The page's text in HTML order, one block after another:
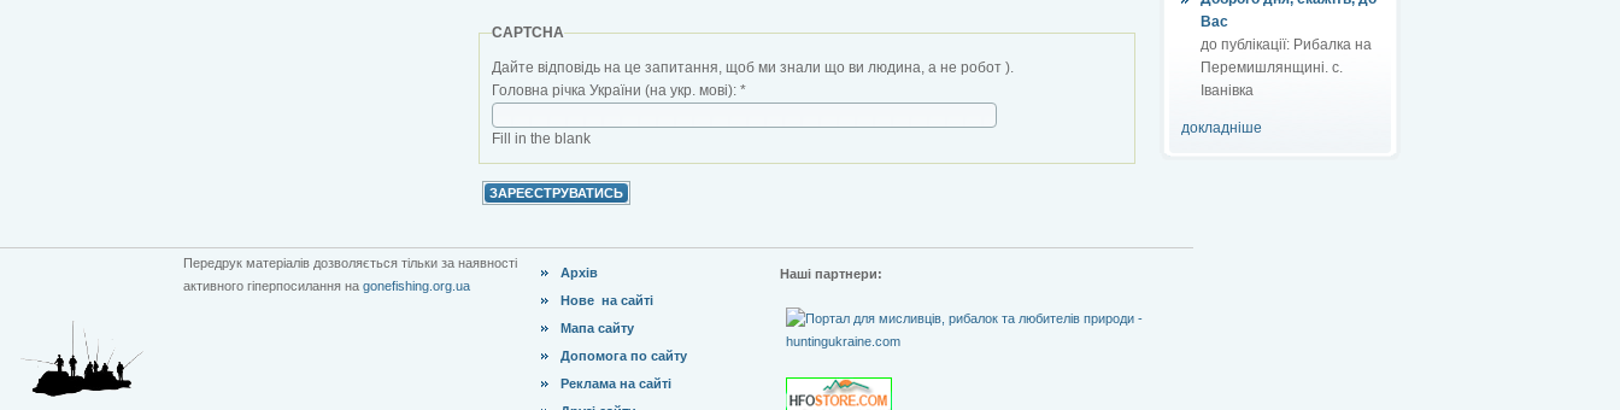
Вас
до публікації: Рибалка на
Перемишлянщині. с.
Іванівка
докладніше
CAPTCHA
Дайте відповідь на це запитання, щоб ми знали що ви людина, а не робот ).
Головна річка України (на укр. мові): *
Fill in the blank
Передрук матеріалів дозволяється тільки за наявності
активного гіперпосилання на gonefishing.org.ua
Архів
Нове на сайті
Мапа сайту
Допомога по сайту
Реклама на сайті
Наші партнери: